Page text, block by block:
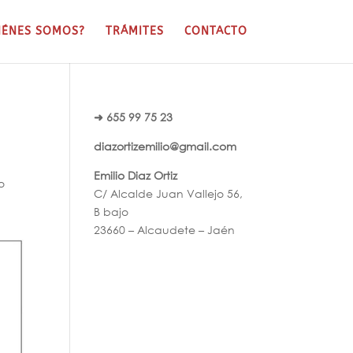
SOMOS? TRÁMITES CONTACTO
➜ 655 99 75 23
diazortizemilio@gmail.com
Emilio Diaz Ortiz
C/ Alcalde Juan Vallejo 56,
B bajo
23660 – Alcaudete – Jaén